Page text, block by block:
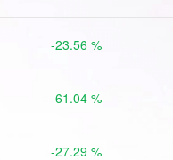
-23.56 %
-61.04 %
-27.29 %